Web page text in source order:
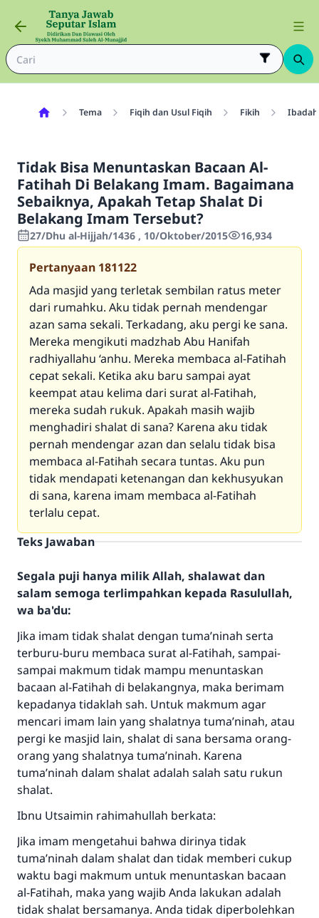
Tema Fiqih dan Usul Fiqih Fikih
Tidak Bisa Menuntaskan Bacaan Al-
Fatihah Di Belakang Imam. Bagaimana
Sebaiknya, Apakah Tetap Shalat Di
Belakang Imam Tersebut?
27/Dhu al-Hijjah/1436 , 10/Oktober/2015 16,934
Pertanyaan 181122
Ada masjid yang terletak sembilan ratus meter
dari rumahku. Aku tidak pernah mendengar
azan sama sekali. Terkadang, aku pergi ke sana.
Mereka mengikuti madzhab Abu Hanifah
radhiyallahu ‘anhu. Mereka membaca al-Fatihah
cepat sekali. Ketika aku baru sampai ayat
keempat atau kelima dari surat al-Fatihah,
mereka sudah rukuk. Apakah masih wajib
menghadiri shalat di sana? Karena aku tidak
pernah mendengar azan dan selalu tidak bisa
membaca al-Fatihah secara tuntas. Aku pun
tidak mendapati ketenangan dan kekhusyukan
di sana, karena imam membaca al-Fatihah
terlalu cepat.
Teks Jawaban
Segala puji hanya milik Allah, shalawat dan
salam semoga terlimpahkan kepada Rasulullah,
wa ba'du:
Jika imam tidak shalat dengan tuma’ninah serta
terburu-buru membaca surat al-Fatihah, sampai-
sampai makmum tidak mampu menuntaskan
bacaan al-Fatihah di belakangnya, maka berimam
kepadanya tidaklah sah. Untuk makmum agar
mencari imam lain yang shalatnya tuma’ninah, atau
pergi ke masjid lain, shalat di sana bersama orang-
orang yang shalatnya tuma’ninah. Karena
tuma’ninah dalam shalat adalah salah satu rukun
shalat.
Ibnu Utsaimin rahimahullah berkata:
Jika imam mengetahui bahwa dirinya tidak
tuma’ninah dalam shalat dan tidak memberi cukup
waktu bagi makmum untuk menuntaskan bacaan
al-Fatihah, maka yang wajib Anda lakukan adalah
tidak shalat bersamanya. Anda tidak diperbolehkan